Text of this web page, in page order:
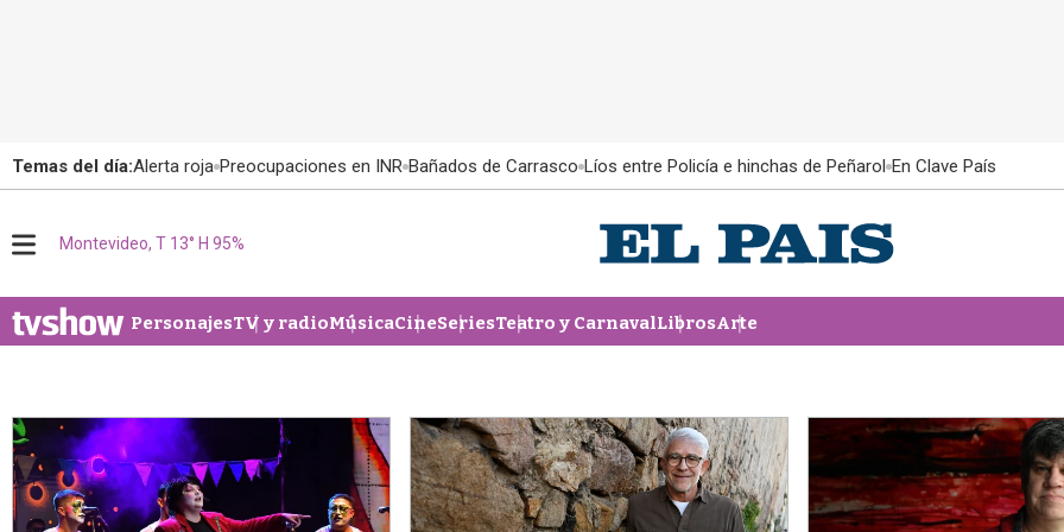
Temas del día:Alerta roja Preocupaciones en INR Bañados de Carrasco Líos entre Policía e hinchas de Peñarol En Clave País
M
u
Montevideo, T 13° H 95%
PersonajesTV y radioMúsicaCineSeriesTeatro y CarnavalLibrosArte